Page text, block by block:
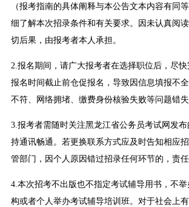
（报考指南的具体阐释与本公告文本内容有同
细了解本次招录条件和有关要求。因未认真阅
切后果，由报考者本人承担。
2.报名期间，请广大报考者在选择职位后，尽
报名时间截止前仓促报名，导致因信息填报不
不符、网络拥堵、缴费身份核验失败等问题错失
3.报考者需随时关注黑龙江省公务员考试网发
持通讯畅通。若更换联系方式应及时告知相应
管部门，因个人原因错过招录任何环节的，责任
4.本次招考不出版也不指定考试辅导用书，不
构或者个人举办考试辅导培训班。对于社会上